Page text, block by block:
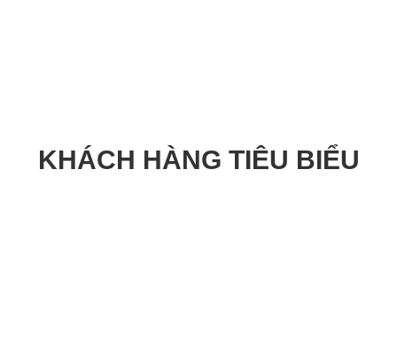
KHÁCH HÀNG TIÊU BIỂU